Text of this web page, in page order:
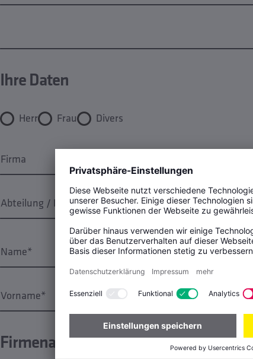
Ihre Daten
Herr Frau Divers
Firma
Abteilung / Funktion
Name*
Vorname*
Firmenanschrift